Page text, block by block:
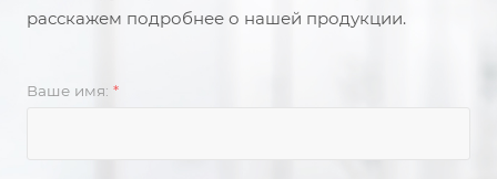
расскажем подробнее о нашей продукции.
Ваше имя: *